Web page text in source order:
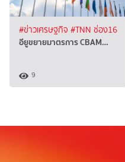
#ข่าวเศรษฐกิจ #TNN ช่อง16
อียูขยายมาตรการ CBAM…
9